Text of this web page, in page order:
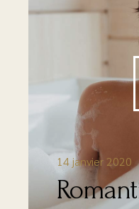
14 janvier 2020